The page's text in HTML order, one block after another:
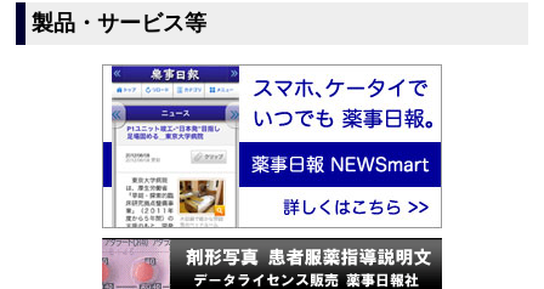
製品・サービス等